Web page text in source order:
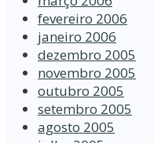
fevereiro 2006
janeiro 2006
dezembro 2005
novembro 2005
outubro 2005
setembro 2005
agosto 2005